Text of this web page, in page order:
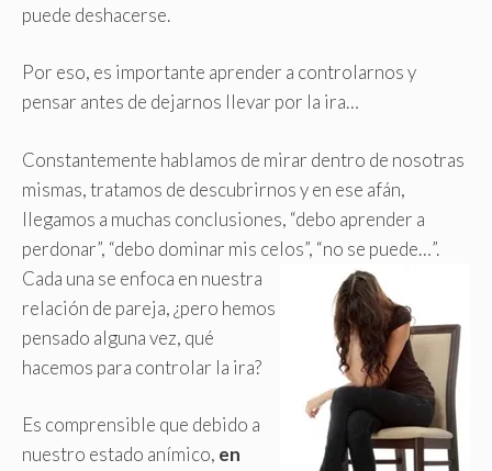
puede deshacerse.
Por eso, es importante aprender a controlarnos y
pensar antes de dejarnos llevar por la ira…
Constantemente hablamos de mirar dentro de nosotras
mismas, tratamos de descubrirnos y en ese afán,
llegamos a muchas conclusiones, “debo aprender a
perdonar”, “debo dominar mis celos”, “no se puede…”.
Cada una se enfoca en nuestra
relación de pareja, ¿pero hemos
pensado alguna vez, qué
hacemos para controlar la ira?
Es comprensible que debido a
nuestro estado anímico, en